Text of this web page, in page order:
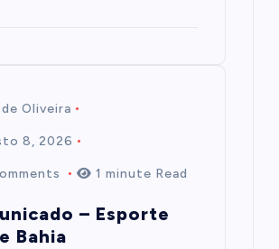
Oliveira
8, 2026
1 minute Read
– Esporte
Bahia